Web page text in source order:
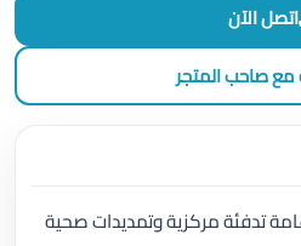
اتصل الآن
مع صاحب المتجر
تدفئة مركزية وتمديدات صحية